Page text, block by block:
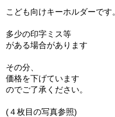
こども向けキーホルダーです。
多少の印字ミス等
がある場合があります
その分、
価格を下げています
のでご了承ください。
(４枚目の写真参照)